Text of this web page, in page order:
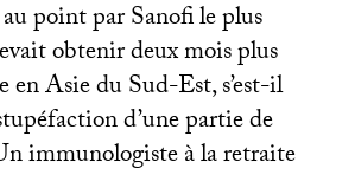
point par Sanofi le plus
obtenir deux mois plus
en Asie du Sud-Est, s’est-il
d’une partie de
immunologiste à la retraite